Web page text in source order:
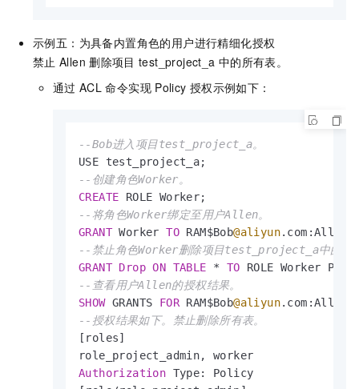
示例五：为具备内置角色的用户进行精细化授权
禁止 Allen 删除项目 test_project_a 中的所有表。
通过 ACL 命令实现 Policy 授权示例如下：
--Bob进入项目test_project_a。
--创建角色Worker。
CREATE
--将角色Worker绑定至用户Allen。
GRANT Worker TO RAM$Bob@aliyun
--禁止角色Worker删除项目test_project_a中的所
GRANT Drop ON TABLE * TO ROLE Worker
--查看用户Allen的授权结果。
SHOW GRANTS FOR RAM$Bob@aliyun
--授权结果如下。禁止删除所有表。
[roles]
Authorization Type: Policy